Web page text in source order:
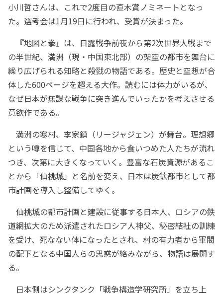
小川哲さんは、これで2度目の直木賞ノミネートとなっ
た。選考会は1月19日に行われ、受賞が決まった。
『地図と拳』は、日露戦争前夜から第2次世界大戦まで
の半世紀、満洲（現・中国東北部）の架空の都市を舞台に
繰り広げられる知略と殺戮の物語である。歴史と空想が合
体した600ページを超える大作。読むには体力がいるが、
なぜ日本が無謀な戦争に突き進んでいったかを考えさせる
意欲作である。
満洲の寒村、李家鎮（リージャジェン）が舞台。理想郷
という噂を信じて、中国各地から食いつめた人たちが流れ
つき、次第に大きくなっていく。豊富な石炭資源があるこ
とから「仙桃城」と名前を変え、日本は炭鉱都市として都
市計画を導入し整備してゆく。
仙桃城の都市計画と建設に従事する日本人、ロシアの鉄
道網拡大のため派遣されたロシア人神父、秘密結社の訓練
を受け、死なない体になったとされ、村の有力者から軍閥
の配下となる中国人らの思惑が絡みながら、物語は展開す
る。
日本側はシンクタンク「戦争構造学研究所」を立ち上